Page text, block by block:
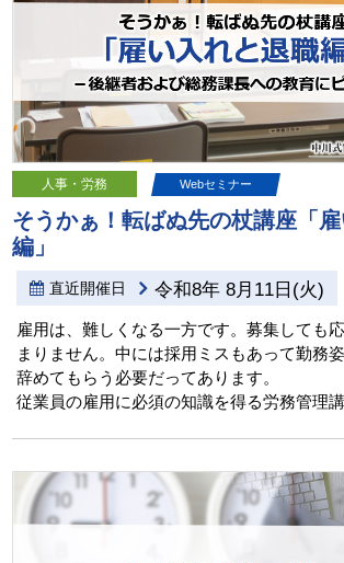
人事・労務 Webセミナー
そうかぁ！転ばぬ先の杖講座「
編」
直近開催日 令和8年 8月11日(火)
雇用は、難しくなる一方です。募集しても
まりません。中には採用ミスもあって勤務
辞めてもらう必要だってあります。
従業員の雇用に必須の知識を得る労務管理講